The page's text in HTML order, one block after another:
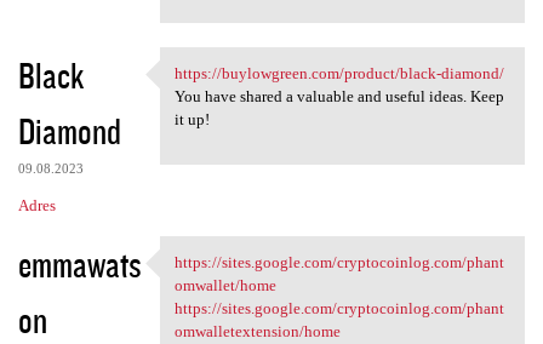
Black
Diamond
09.08.2023
Adres
https://buylowgreen.com
https://buylowgreen.com/product/black-diamond/
You have shared a valuable and useful ideas. Keep
it up!
emmawats
on
https://sites.google.com
https://sites.google.com/cryptocoinlog.com/phant
omwallet/home
https://sites.google.com/cryptocoinlog.com/phant
omwalletextension/home